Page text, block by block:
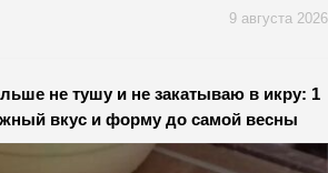
9 августа 2026
не тушу и не закатываю в икру: 1
вкус и форму до самой весны